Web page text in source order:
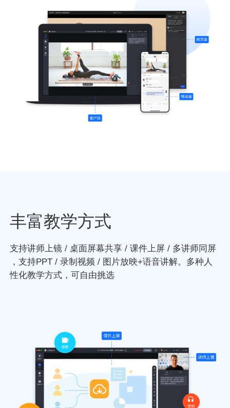
丰富教学方式
支持讲师上镜 / 桌面屏幕共享 / 课件上屏 / 多讲师同屏
，支持PPT / 录制视频 / 图片放映+语音讲解。多种人
性化教学方式，可自由挑选